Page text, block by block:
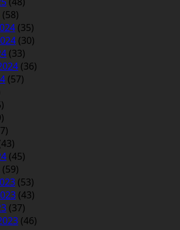
(58)
(35)
(30)
(33)
(36)
(57)
(45)
(59)
(53)
(43)
(37)
(46)